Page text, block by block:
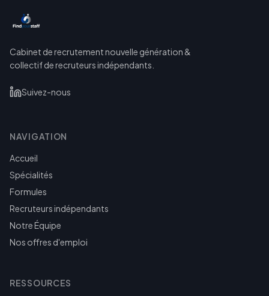
Cabinet de recrutement nouvelle génération &
collectif de recruteurs indépendants.
Suivez-nous
NAVIGATION
Accueil
Spécialités
Formules
Recruteurs indépendants
Notre Équipe
Nos offres d'emploi
RESSOURCES